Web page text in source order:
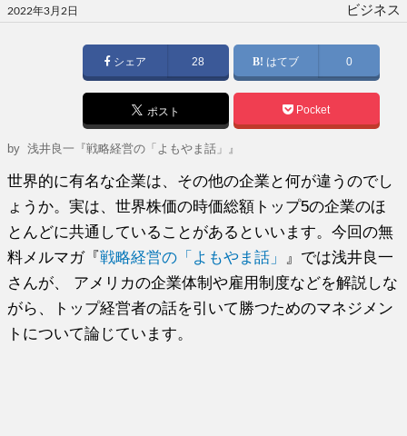
投
稿
2022年3月2日 ビジネス
シェア 28 はてブ 0
ポスト Pocket
by浅井良一『戦略経営の「よもやま話」』
世界的に有名な企業は、その他の企業と何が違うのでし
ょうか。実は、世界株価の時価総額トップ5の企業のほ
とんどに共通していることがあるといいます。今回の無
料メルマガ『戦略経営の「よもやま話」
』では浅井良一
さんが、 アメリカの企業体制や雇用制度などを解説しな
がら、トップ経営者の話を引いて勝つためのマネジメン
トについて論じています。